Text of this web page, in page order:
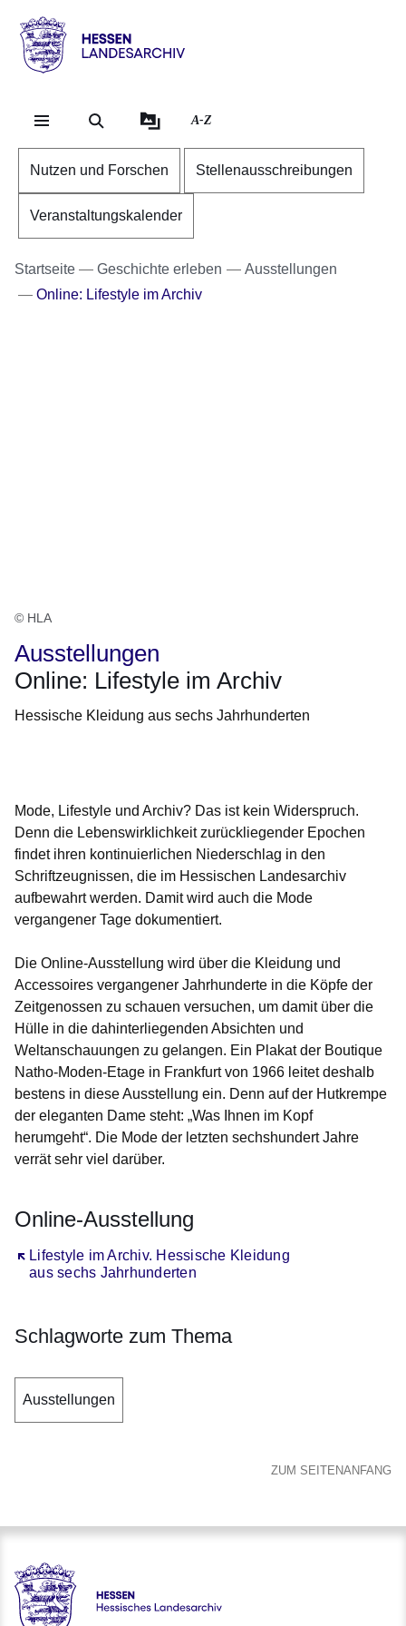
Hessen
Landesarchiv
A-Z
Nutzen und Forschen Stellenausschreibungen
Veranstaltungskalender
Startseite Geschichte erleben
Ausstellungen
Online: Lifestyle im Archiv
© HLA
Ausstellungen
Online: Lifestyle im Archiv
Hessische Kleidung aus sechs Jahrhunderten
Mode, Lifestyle und Archiv? Das ist kein Widerspruch.
Denn die Lebenswirklichkeit zurückliegender Epochen
findet ihren kontinuierlichen Niederschlag in den
Schriftzeugnissen, die im Hessischen Landesarchiv
aufbewahrt werden. Damit wird auch die Mode
vergangener Tage dokumentiert.
Die Online-Ausstellung wird über die Kleidung und
Accessoires vergangener Jahrhunderte in die Köpfe der
Zeitgenossen zu schauen versuchen, um damit über die
Hülle in die dahinterliegenden Absichten und
Weltanschauungen zu gelangen. Ein Plakat der Boutique
Natho-Moden-Etage in Frankfurt von 1966 leitet deshalb
bestens in diese Ausstellung ein. Denn auf der Hutkrempe
der eleganten Dame steht: „Was Ihnen im Kopf
herumgeht“. Die Mode der letzten sechshundert Jahre
verrät sehr viel darüber.
Online-Ausstellung
Lifestyle im Archiv. Hessische Kleidung
aus sechs Jahrhunderten
Öffnet sich in einem neuen Fenster
Schlagworte zum Thema
Ausstellungen
ZUM SEITENANFANG